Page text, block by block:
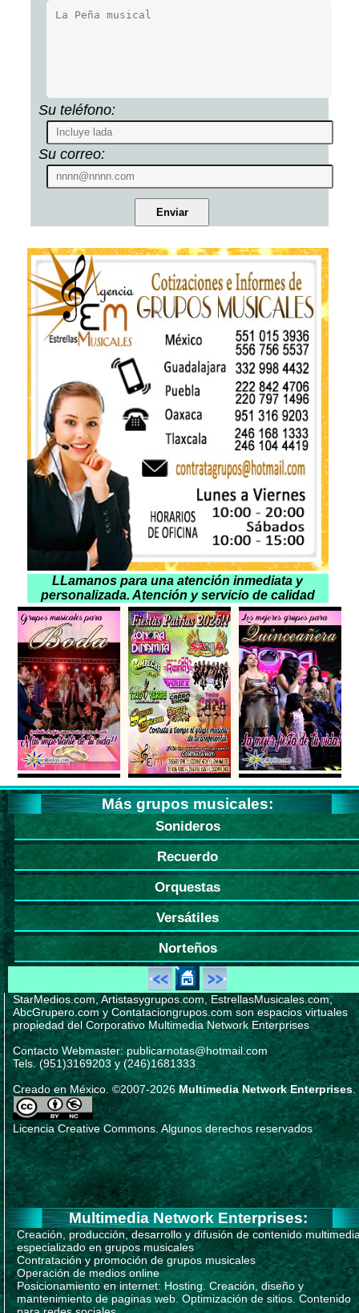
Su teléfono:
Su correo:
LLamanos para una atención inmediata y
personalizada. Atención y servicio de calidad
Más grupos musicales:
Sonideros
Recuerdo
Orquestas
Versátiles
Norteños
StarMedios.com, Artistasygrupos.com, EstrellasMusicales.com,
AbcGrupero.com y Contataciongrupos.com son espacios virtuales
propiedad del Corporativo Multimedia Network Enterprises
Contacto Webmaster: publicarnotas@hotmail.com
Tels. (951)3169203 y (246)1681333
Creado en México. ©2007-2026Multimedia Network Enterprises
Licencia Creative Commons. Algunos derechos reservados
Multimedia Network Enterprises:
Creación, producción, desarrollo y difusión de contenido
especializado en grupos musicales
Contratación y promoción de grupos musicales
Operación de medios online
Posicionamiento en internet: Hosting. Creación, diseño y
mantenimiento de paginas web. Optimización de sitios. Contenido